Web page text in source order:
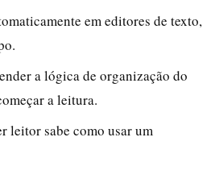
em editores de texto,
a lógica de organização do
a leitura.
leitor sabe como usar um